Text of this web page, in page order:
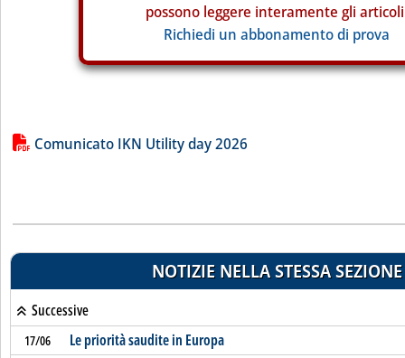
possono leggere interamente gli
Richiedi un abbonamento di prova
Lista allegati PDF alla notizia
Comunicato IKN Utility day 2026
NOTIZIE NELLA STESSA SEZIONE
Successive
17/06 Le priorità saudite in Europa